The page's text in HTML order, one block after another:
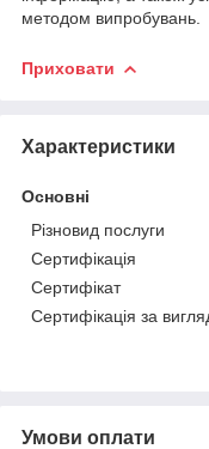
методом випробувань.
Приховати
Характеристики
Основні
Різновид послуги
Сертифікація
Сертифікат
Сертифікація за
Умови оплати